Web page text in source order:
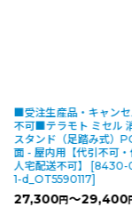
■受注生産品・キャンセ
不可■テラモト ミセル
スタンド（足踏み式）
面 - 屋内用【代引不可
人宅配送不可】
[8430-
1-d_OT5590117]
27,300円～29,400